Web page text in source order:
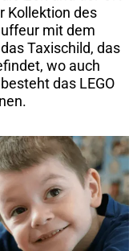
Kollektion des
mit dem
Taxischild, das
wo auch
das LEGO